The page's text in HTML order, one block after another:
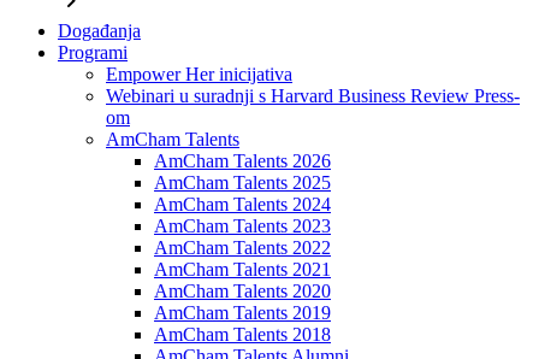
Događanja
Programi
Empower Her inicijativa
Webinari u suradnji s Harvard Business Review Press-
om
AmCham Talents
AmCham Talents 2026
AmCham Talents 2025
AmCham Talents 2024
AmCham Talents 2023
AmCham Talents 2022
AmCham Talents 2021
AmCham Talents 2020
AmCham Talents 2019
AmCham Talents 2018